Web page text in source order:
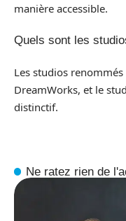
manière accessible.
Quels sont les
Les studios
DreamWorks, et le
distinctif.
Ne ratez rien de